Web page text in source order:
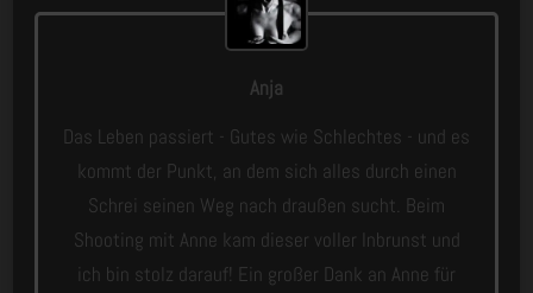
Anja
Das Leben passiert - Gutes wie Schlechtes - und es
kommt der Punkt, an dem sich alles durch einen
Schrei seinen Weg nach draußen sucht. Beim
Shooting mit Anne kam dieser voller Inbrunst und
ich bin stolz darauf! Ein großer Dank an Anne für